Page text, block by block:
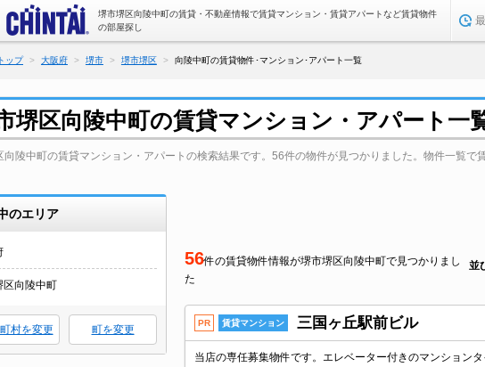
堺市堺区向陵中町の賃貸・不動産情報で賃貸マンション・賃貸アパートなど賃貸物件
の部屋探し
ップ 大阪府 堺市 堺市堺区 向陵中町の賃貸物件･マンション･アパート一覧
堺区向陵中町の賃貸マンション・アパート一
向陵中町の賃貸マンション・アパートの検索結果です。56件の物件が見つかりました。物件一覧で
のエリア
区向陵中町
村を変更 町を変更
56件の賃貸物件情報が堺市堺区向陵中町で見つかりまし
た
並
PR 賃貸マンション 三国ヶ丘駅前ビル
当店の専任募集物件です。エレベーター付きのマンションタ